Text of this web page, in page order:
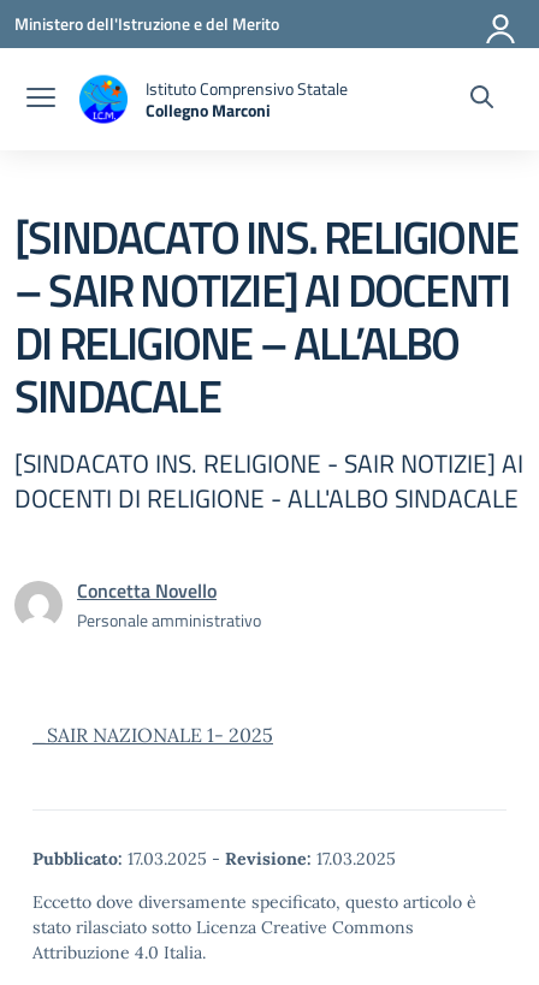
Vai ai contenuti
Vai al menu di navigazione
Vai al footer
Ministero dell'Istruzione e del Merito
Istituto Comprensivo Statale
Collegno Marconi
[SINDACATO INS. RELIGIONE
– SAIR NOTIZIE] AI DOCENTI
DI RELIGIONE – ALL’ALBO
SINDACALE
[SINDACATO INS. RELIGIONE - SAIR NOTIZIE] AI
DOCENTI DI RELIGIONE - ALL'ALBO SINDACALE
Concetta Novello
Personale amministrativo
_SAIR NAZIONALE 1- 2025
Pubblicato: 17.03.2025 - Revisione: 17.03.2025
Eccetto dove diversamente specificato, questo articolo è
stato rilasciato sotto Licenza Creative Commons
Attribuzione 4.0 Italia.